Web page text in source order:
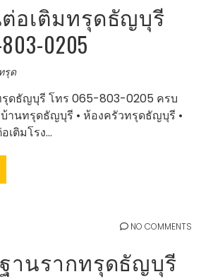
อเติมทรุดธัญบุรี
0205
รุด
ดธัญบุรี โทร 065-803-0205 ครบ
านทรุดธัญบุรี • ห้องครัวทรุดธัญบุรี •
เติมโรง…
NO COMMENTS
านรากทรุดธัญบุรี